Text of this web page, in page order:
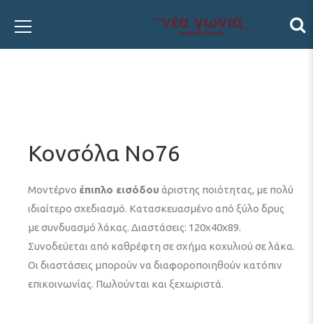
Κονσόλα Νο76
Μοντέρνο έπιπλο εισόδου άριστης ποιότητας, με πολύ
ιδιαίτερο σχεδιασμό. Κατασκευασμένο από ξύλο δρυς
με συνδυασμό λάκας. Διαστάσεις: 120x40x89.
Συνοδεύεται από καθρέφτη σε σχήμα κοχυλιού σε λάκα.
Οι διαστάσεις μπορούν να διαφοροποιηθούν κατόπιν
επικοινωνίας. Πωλούνται και ξεχωριστά.